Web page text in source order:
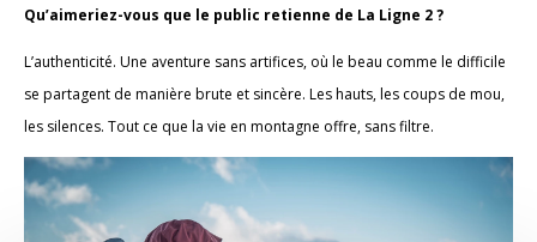
Qu’aimeriez-vous que le public retienne de La Ligne 2 ?
L’authenticité. Une aventure sans artifices, où le beau comme le difficile
se partagent de manière brute et sincère. Les hauts, les coups de mou,
les silences. Tout ce que la vie en montagne offre, sans filtre.